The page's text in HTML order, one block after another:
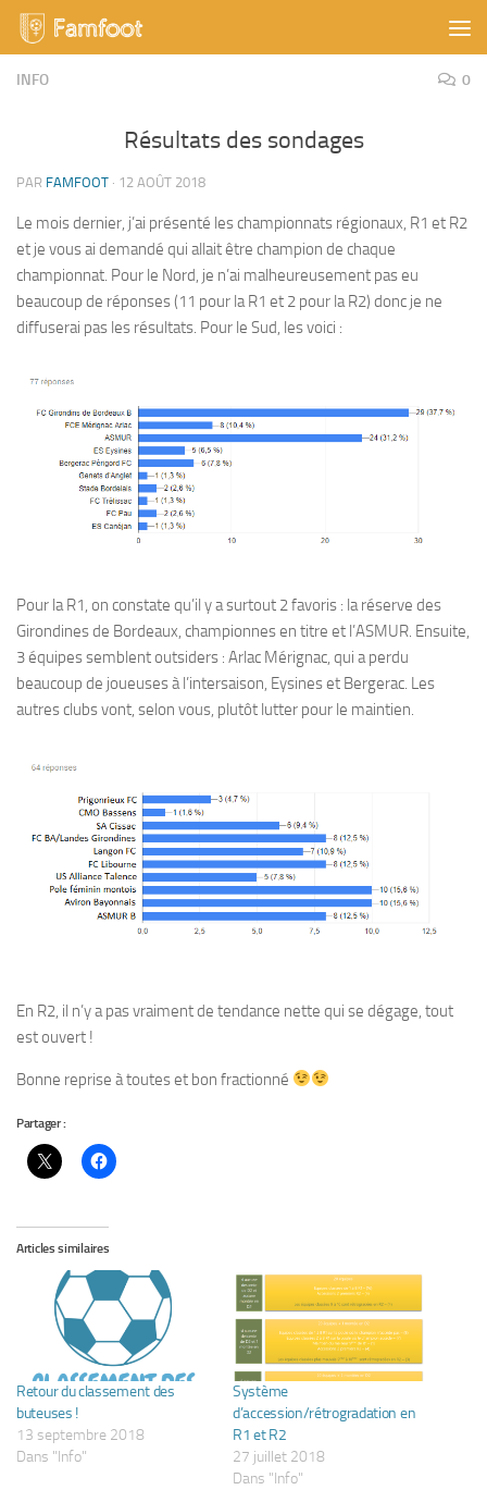
Skip to content
INFO 0
Résultats des sondages
PAR FAMFOOT · 12 AOÛT 2018
Le mois dernier, j’ai présenté les championnats régionaux, R1 et R2
et je vous ai demandé qui allait être champion de chaque
championnat. Pour le Nord, je n’ai malheureusement pas eu
beaucoup de réponses (11 pour la R1 et 2 pour la R2) donc je ne
diffuserai pas les résultats. Pour le Sud, les voici :
Pour la R1, on constate qu’il y a surtout 2 favoris : la réserve des
Girondines de Bordeaux, championnes en titre et l’ASMUR. Ensuite,
3 équipes semblent outsiders : Arlac Mérignac, qui a perdu
beaucoup de joueuses à l’intersaison, Eysines et Bergerac. Les
autres clubs vont, selon vous, plutôt lutter pour le maintien.
En R2, il n’y a pas vraiment de tendance nette qui se dégage, tout
est ouvert !
Bonne reprise à toutes et bon fractionné
Partager :
Articles similaires
Retour du classement des
buteuses !
13 septembre 2018
Dans "Info"
Système
d’accession/rétrogradation en
R1 et R2
27 juillet 2018
Dans "Info"